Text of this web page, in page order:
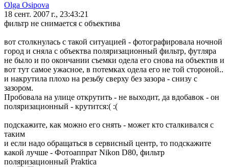
Olga Osipova
18 сент. 2007 г., 23:43:21
фильтр не снимается с объектива
вот столкнулась с такой ситуацией - фотографировала ночной
город и сняла с объектва поляризационный фильтр, футляра
не было и по окончании съемки одела его снова на объектив и
вот тут самое ужасное, в потемках одела его не той стороной..
и накрутила плохо на резьбу сверху без зазора - снизу с
зазором.
Пробовала на улице открутить - не выходит, да вдобавок - он
поляризационный - крутится:( :(
подскажите, как можно его снять - может кто сталкивался с
таким
и если надо обращаться в сервисный центр, то подскажите
какой лучше - Фотоаппрат Nikon D80, фильтр
поляризационный Praktica